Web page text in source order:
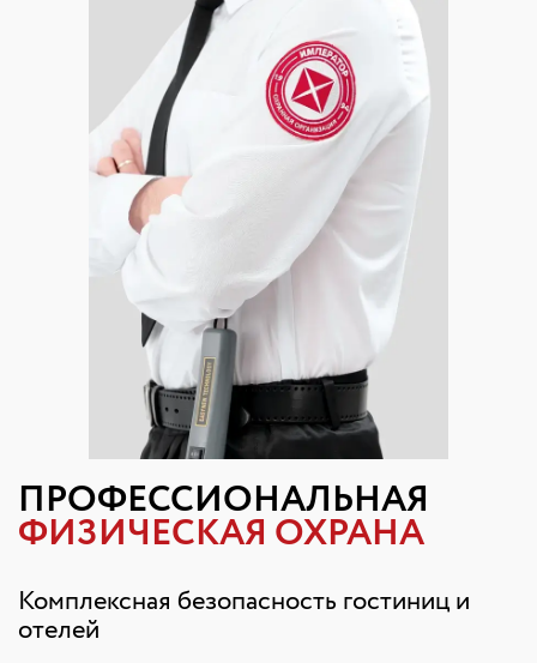
ПРОФЕССИОНАЛЬНАЯ
ФИЗИЧЕСКАЯ ОХРАНА
Комплексная безопасность гостиниц и
отелей